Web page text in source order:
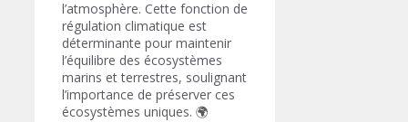
l’atmosphère. Cette fonction de
régulation climatique est
déterminante pour maintenir
l’équilibre des écosystèmes
marins et terrestres, soulignant
l’importance de préserver ces
écosystèmes uniques. 🌍